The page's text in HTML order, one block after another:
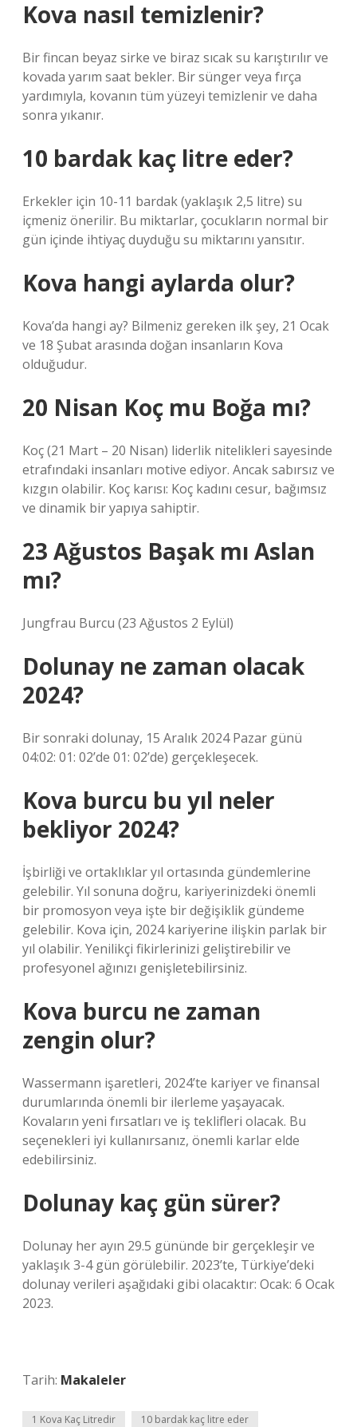
Kova nasıl temizlenir?
Bir fincan beyaz sirke ve biraz sıcak su karıştırılır ve
kovada yarım saat bekler. Bir sünger veya fırça
yardımıyla, kovanın tüm yüzeyi temizlenir ve daha
sonra yıkanır.
10 bardak kaç litre eder?
Erkekler için 10-11 bardak (yaklaşık 2,5 litre) su
içmeniz önerilir. Bu miktarlar, çocukların normal bir
gün içinde ihtiyaç duyduğu su miktarını yansıtır.
Kova hangi aylarda olur?
Kova’da hangi ay? Bilmeniz gereken ilk şey, 21 Ocak
ve 18 Şubat arasında doğan insanların Kova
olduğudur.
20 Nisan Koç mu Boğa mı?
Koç (21 Mart – 20 Nisan) liderlik nitelikleri sayesinde
etrafındaki insanları motive ediyor. Ancak sabırsız ve
kızgın olabilir. Koç karısı: Koç kadını cesur, bağımsız
ve dinamik bir yapıya sahiptir.
23 Ağustos Başak mı Aslan
mı?
Jungfrau Burcu (23 Ağustos 2 Eylül)
Dolunay ne zaman olacak
2024?
Bir sonraki dolunay, 15 Aralık 2024 Pazar günü
04:02: 01: 02’de 01: 02’de) gerçekleşecek.
Kova burcu bu yıl neler
bekliyor 2024?
İşbirliği ve ortaklıklar yıl ortasında gündemlerine
gelebilir. Yıl sonuna doğru, kariyerinizdeki önemli
bir promosyon veya işte bir değişiklik gündeme
gelebilir. Kova için, 2024 kariyerine ilişkin parlak bir
yıl olabilir. Yenilikçi fikirlerinizi geliştirebilir ve
profesyonel ağınızı genişletebilirsiniz.
Kova burcu ne zaman
zengin olur?
Wassermann işaretleri, 2024’te kariyer ve finansal
durumlarında önemli bir ilerleme yaşayacak.
Kovaların yeni fırsatları ve iş teklifleri olacak. Bu
seçenekleri iyi kullanırsanız, önemli karlar elde
edebilirsiniz.
Dolunay kaç gün sürer?
Dolunay her ayın 29.5 gününde bir gerçekleşir ve
yaklaşık 3-4 gün görülebilir. 2023’te, Türkiye’deki
dolunay verileri aşağıdaki gibi olacaktır: Ocak: 6 Ocak
2023.
Tarih: Makaleler
1 Kova Kaç Litredir 10 bardak kaç litre eder